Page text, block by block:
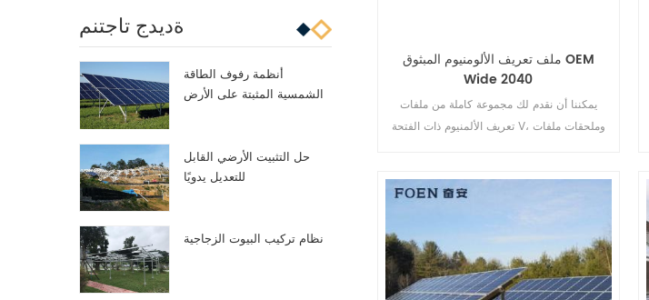
ةديدج تاجتنم
أنظمة رفوف الطاقة
الشمسية المثبتة على الأرض
حل التثبيت الأرضي القابل
للتعديل يدويًا
نظام تركيب البيوت الزجاجية
ملف تعريف الألومنيوم المبثوق OEM
Wide 2040
يمكننا أن نقدم لك مجموعة كاملة من ملفات
تعريف الألمنيوم ذات الفتحة V، وملحقات ملفات